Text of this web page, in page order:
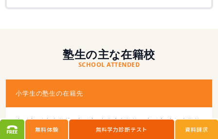
塾生の主な在籍校
SCHOOL ATTENDED
小学生の塾生の在籍先
大阪市 阪南小学校 /大阪市 晴明丘小学校 / 大阪市 大領小学校
/ 大阪市 東粉浜小学校/大阪市 住吉小学校 / 大阪市 長池小学
無料体験 無料学力診断テスト 資料請求